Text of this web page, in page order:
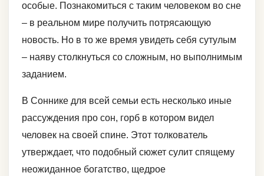
особые. Познакомиться с таким человеком во сне
– в реальном мире получить потрясающую
новость. Но в то же время увидеть себя сутулым
– наяву столкнуться со сложным, но выполнимым
заданием.
В Соннике для всей семьи есть несколько иные
рассуждения про сон, горб в котором видел
человек на своей спине. Этот толкователь
утверждает, что подобный сюжет сулит спящему
неожиданное богатство, щедрое